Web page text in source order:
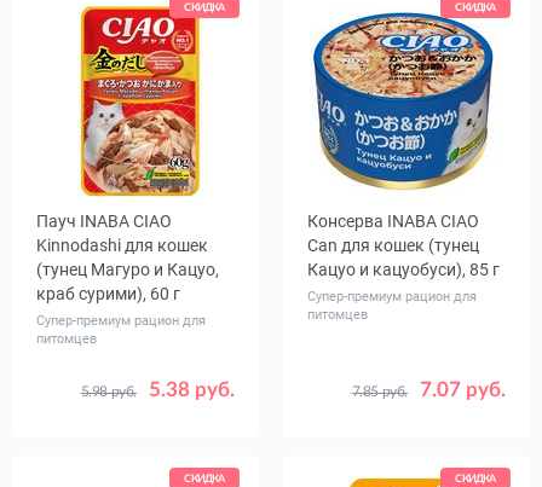
СКИДКА
Пауч INABA CIAO
Kinnodashi для кошек
(тунец Магуро и Кацуо,
краб сурими), 60 г
Супер-премиум рацион для
питомцев
5.38 руб.
5.98 руб.
Количество
1 24
СКИДКА
Консерва INABA CIAO
Сan для кошек (тунец
Кацуо и кацуобуси), 85 г
Супер-премиум рацион для
питомцев
7.07 руб.
7.85 руб.
Количество
1 24
СКИДКА СКИДКА